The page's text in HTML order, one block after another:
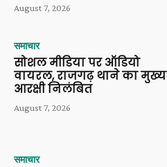
August 7, 2026
समाचार
सोशल मीडिया पर ऑडियो
वायरल, राजगढ़ थाने का मुख्य
आरक्षी निलंबित
August 7, 2026
समाचार